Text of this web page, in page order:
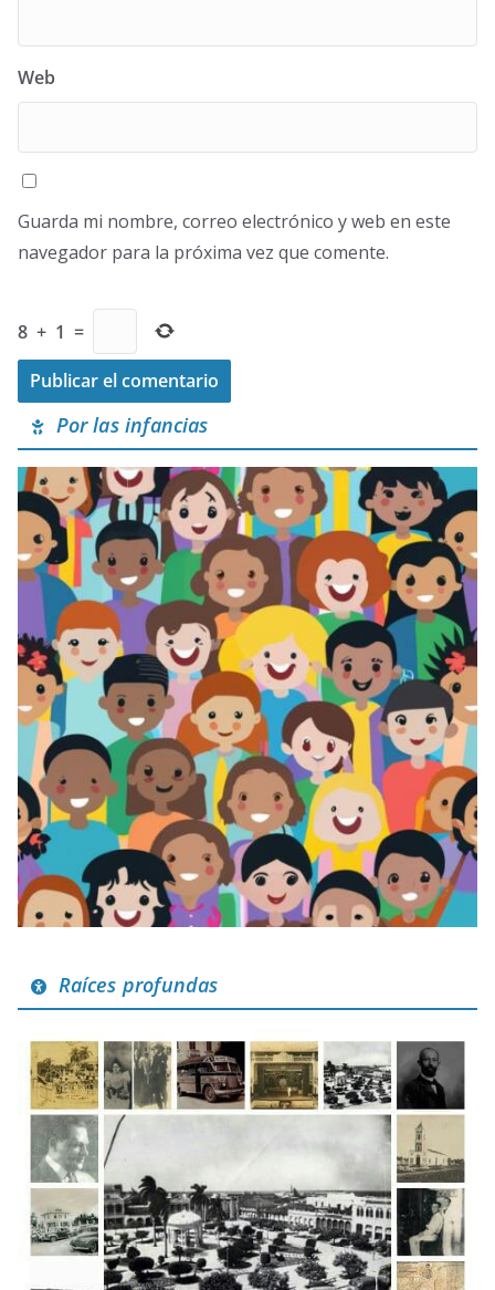
Web
Guarda mi nombre, correo electrónico y web en este
navegador para la próxima vez que comente.
8 + 1 =
Por las infancias
Raíces profundas